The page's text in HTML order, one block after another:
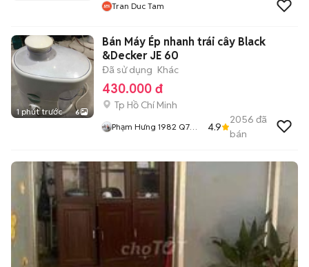
Tran Duc Tam
1 phút trước 6
Bán Máy Ép nhanh trái cây Black
&Decker JE 60
Đã sử dụng Khác
430.000 đ
Tp Hồ Chí Minh
Phạm Hưng 1982 Q7
4.9
2056 đã
bán